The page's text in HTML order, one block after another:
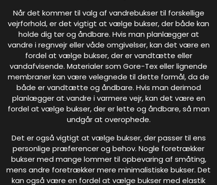
Når det kommer til valg af vandrebukser til forskellige
vejrforhold, er det vigtigt at vælge bukser, der både kan
holde dig tør og åndbare. Hvis man planlægger at
vandre i regnvejr eller våde omgivelser, kan det være en
fordel at vælge bukser, der er vandtætte eller
vandafvisende. Materialer som Gore-Tex eller lignende
membraner kan være velegnede til dette formål, da de
både er vandtætte og åndbare. Hvis man derimod
planlægger at vandre i varmere vejr, kan det være en
fordel at vælge bukser, der er lette og åndbare, så man
undgår at overophede.
Det er også vigtigt at vælge bukser, der passer til ens
personlige præferencer og behov. Nogle foretrækker
bukser med mange lommer til opbevaring af småting,
mens andre foretrækker mere minimalistiske bukser. Det
kan også være en fordel at vælge bukser med elastik